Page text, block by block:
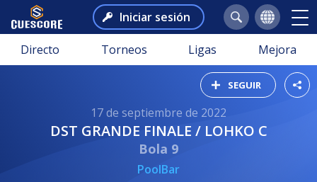
Iniciar sesión
Directo Torneos Ligas Mejora
SEGUIR
17 de septiembre de 2022
DST GRANDE FINALE / LOHKO C
Bola 9
PoolBar